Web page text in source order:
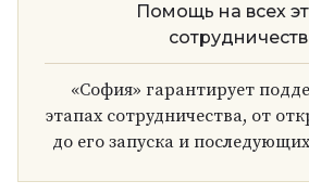
Помощь на всех
«София» гарантирует
этапах сотрудничества, от
до его запуска и